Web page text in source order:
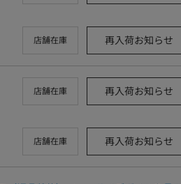
店舗在庫 再入荷お知らせ
店舗在庫 再入荷お知らせ
店舗在庫 再入荷お知らせ